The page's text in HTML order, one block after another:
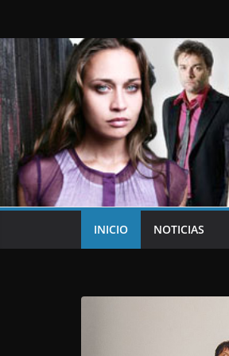
contenido
INICIO NOTICIAS